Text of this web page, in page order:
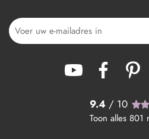
9.4 / 10
Toon alles 801